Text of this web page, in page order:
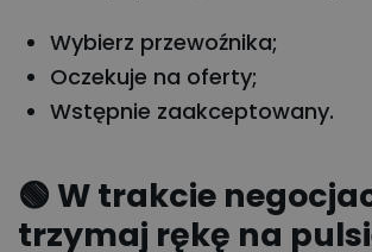
Wybierz przewoźnika;
Oczekuje na oferty;
Wstępnie zaakceptowany.
🟢 W trakcie
trzymaj rękę na